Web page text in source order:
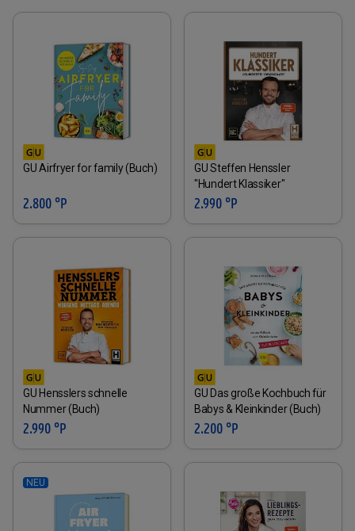
GU Airfryer for family (Buch)
2.800 °P
GU Steffen Henssler
"Hundert Klassiker"
2.990 °P
GU Hensslers schnelle
Nummer (Buch)
2.990 °P
GU Das große Kochbuch für
Babys & Kleinkinder (Buch)
2.200 °P
NEU